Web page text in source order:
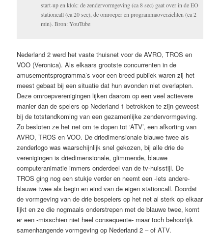
start-up en klok: de zendervormgeving (ca 8 sec) gaat over in de EO
stationcall (ca 20 sec), de omroeper en programmaoverzichten (ca 2
min). Bron: YouTube
Nederland 2 werd het vaste thuisnet voor de AVRO, TROS en
VOO (Veronica). Als elkaars grootste concurrenten in de
amusementsprogramma’s voor een breed publiek waren zij het
meest gebaat bij een situatie dat hun avonden niet overlapten.
Deze omroepverenigingen lijken daarom op een veel actievere
manier dan de spelers op Nederland 1 betrokken te zijn geweest
bij de totstandkoming van een gezamenlijke zendervormgeving.
Zo besloten ze het net om te dopen tot ‘ATV’, een afkorting van
AVRO, TROS en VOO. De driedimensionale blauwe twee als
zenderlogo was waarschijnlijk snel gekozen, bij alle drie de
verenigingen is driedimensionale, glimmende, blauwe
computeranimatie immers onderdeel van de tv-huisstijl. De
TROS ging nog een stukje verder en neemt een -iets andere-
blauwe twee als begin en eind van de eigen stationcall. Doordat
de vormgeving van de drie bespelers op het net al sterk op elkaar
lijkt en ze die nogmaals onderstrepen met de blauwe twee, komt
er een -misschien niet heel consequente- maar toch behoorlijk
samenhangende vormgeving op Nederland 2 – of ATV.